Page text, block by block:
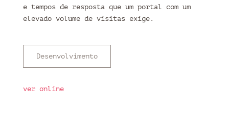
e tempos de resposta que um portal com um
elevado volume de visitas exige.
Desenvolvimento
ver online